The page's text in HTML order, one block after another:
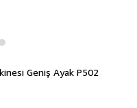
Geniş Ayak P502